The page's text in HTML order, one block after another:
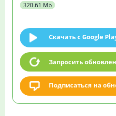
320.61 Mb
Скачать c Google
Запросить
Подписаться на